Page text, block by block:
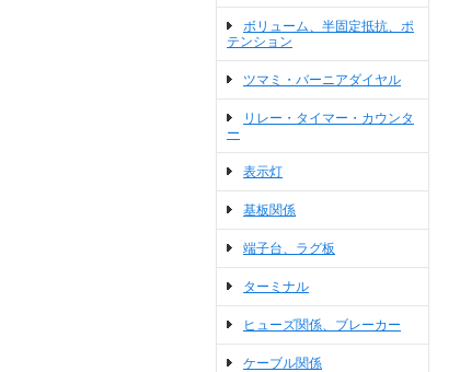
ボリューム、半固定抵抗、ポ
テンション
ツマミ・バーニアダイヤル
リレー・タイマー・カウンタ
ー
表示灯
基板関係
端子台、ラグ板
ターミナル
ヒューズ関係、ブレーカー
ケーブル関係